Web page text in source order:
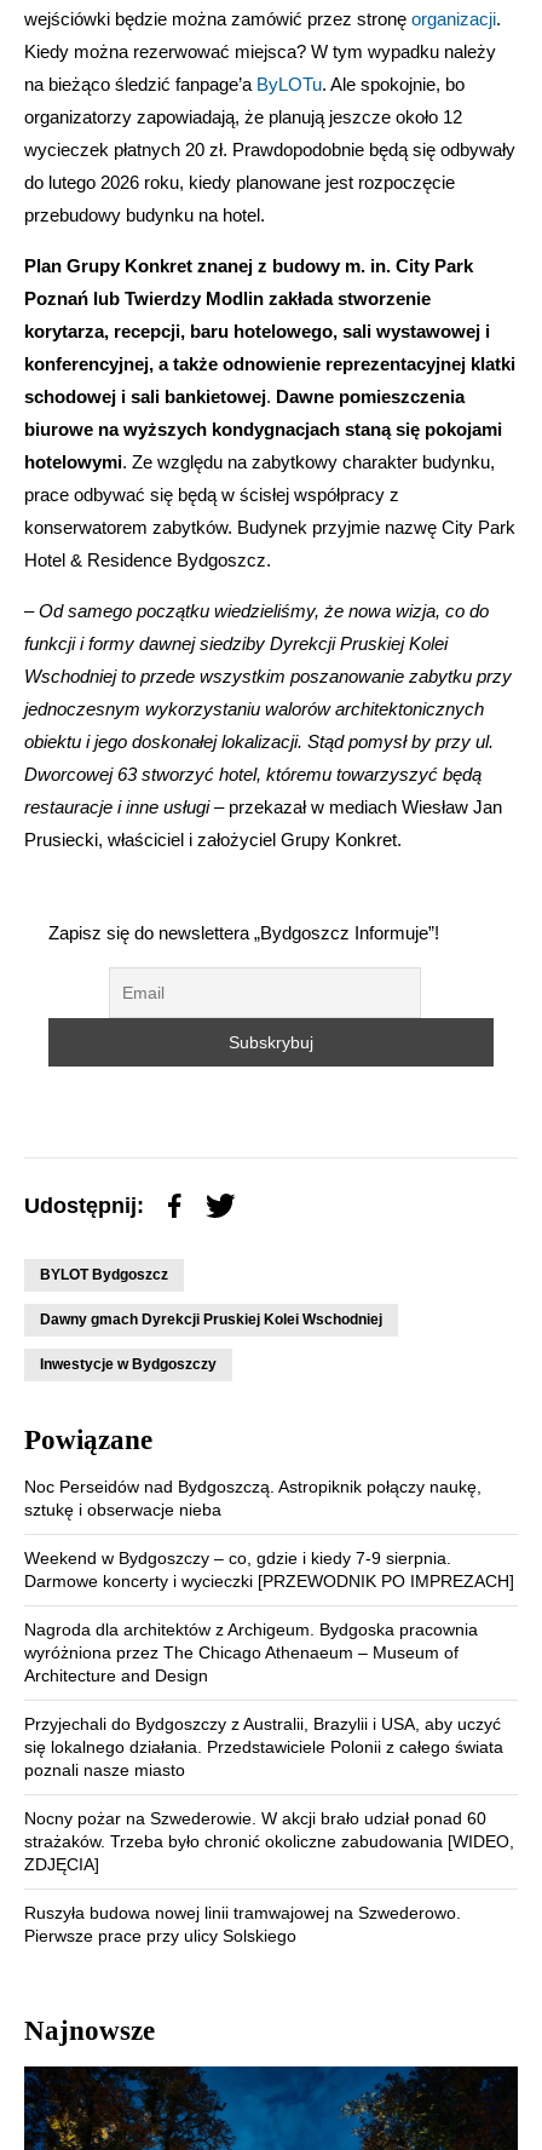
wejściówki będzie można zamówić przez stronę organizacji.
Kiedy można rezerwować miejsca? W tym wypadku należy
na bieżąco śledzić fanpage’a ByLOTu. Ale spokojnie, bo
organizatorzy zapowiadają, że planują jeszcze około 12
wycieczek płatnych 20 zł. Prawdopodobnie będą się odbywały
do lutego 2026 roku, kiedy planowane jest rozpoczęcie
przebudowy budynku na hotel.
Plan Grupy Konkret znanej z budowy m. in. City Park
Poznań lub Twierdzy Modlin zakłada stworzenie
korytarza, recepcji, baru hotelowego, sali wystawowej i
konferencyjnej, a także odnowienie reprezentacyjnej klatki
schodowej i sali bankietowej. Dawne pomieszczenia
biurowe na wyższych kondygnacjach staną się pokojami
hotelowymi. Ze względu na zabytkowy charakter budynku,
prace odbywać się będą w ścisłej współpracy z
konserwatorem zabytków. Budynek przyjmie nazwę City Park
Hotel & Residence Bydgoszcz.
–Od samego początku wiedzieliśmy, że nowa wizja, co do
funkcji i formy dawnej siedziby Dyrekcji Pruskiej Kolei
Wschodniej to przede wszystkim poszanowanie zabytku przy
jednoczesnym wykorzystaniu walorów architektonicznych
obiektu i jego doskonałej lokalizacji. Stąd pomysł by przy ul.
Dworcowej 63 stworzyć hotel, któremu towarzyszyć będą
restauracje i inne usługi– przekazał w mediach Wiesław Jan
Prusiecki, właściciel i założyciel Grupy Konkret.
Zapisz się do newslettera „Bydgoszcz Informuje”!
Udostępnij:
BYLOT Bydgoszcz
Dawny gmach Dyrekcji Pruskiej Kolei Wschodniej
Inwestycje w Bydgoszczy
Powiązane
Noc Perseidów nad Bydgoszczą. Astropiknik połączy naukę,
sztukę i obserwacje nieba
Weekend w Bydgoszczy – co, gdzie i kiedy 7-9 sierpnia.
Darmowe koncerty i wycieczki [PRZEWODNIK PO IMPREZACH]
Nagroda dla architektów z Archigeum. Bydgoska pracownia
wyróżniona przez The Chicago Athenaeum – Museum of
Architecture and Design
Przyjechali do Bydgoszczy z Australii, Brazylii i USA, aby uczyć
się lokalnego działania. Przedstawiciele Polonii z całego świata
poznali nasze miasto
Nocny pożar na Szwederowie. W akcji brało udział ponad 60
strażaków. Trzeba było chronić okoliczne zabudowania [WIDEO,
ZDJĘCIA]
Ruszyła budowa nowej linii tramwajowej na Szwederowo.
Pierwsze prace przy ulicy Solskiego
Najnowsze